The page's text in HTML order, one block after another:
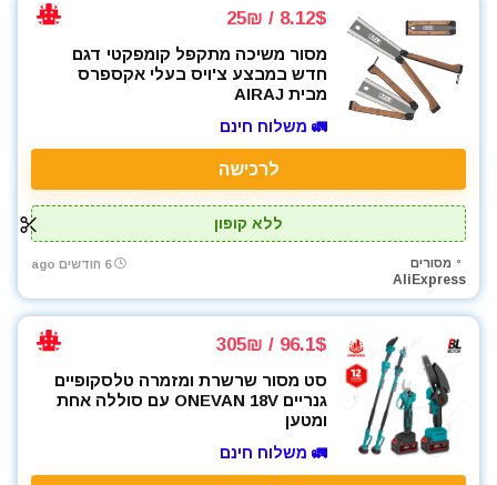
מלטשת אקסצנטרית
מסור אנכי
מסור גבהים
מסור חרב
מסור עגול
מסור שרשרת
מסכות ריתוך
מפוח עלים
מפסלות
מפתח רטיטה 1/2"
מקדחה רוטטת
מקדחים
מקצוע חשמלי
משאבה טבולה
משאבת ואקום
8.12$ / 25₪
מסור משיכה מתקפל קומפקטי דגם
חדש במבצע צ'ויס בעלי אקספרס
מבית AIRAJ
🚛 משלוח חינם
לרכישה
ללא קופון
מסורים
AliExpress
6 חודשים ago
96.1$ / 305₪
סט מסור שרשרת ומזמרה טלסקופיים
גנריים ONEVAN 18V עם סוללה אחת
ומטען
🚛 משלוח חינם